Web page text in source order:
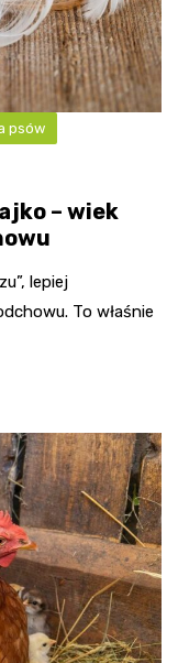
psów
– wiek
lepiej
To właśnie